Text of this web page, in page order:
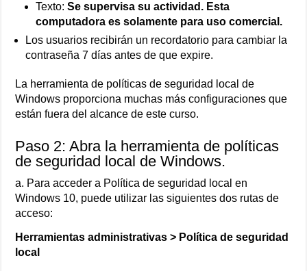
Texto:Se supervisa su actividad. Esta
computadora es solamente para uso comercial.
Los usuarios recibirán un recordatorio para cambiar la
contraseña 7 días antes de que expire.
La herramienta de políticas de seguridad local de
Windows proporciona muchas más configuraciones que
están fuera del alcance de este curso.
Paso 2: Abra la herramienta de políticas
de seguridad local de Windows.
a. Para acceder a Política de seguridad local en
Windows 10, puede utilizar las siguientes dos rutas de
acceso:
Herramientas administrativas > Política de seguridad
local